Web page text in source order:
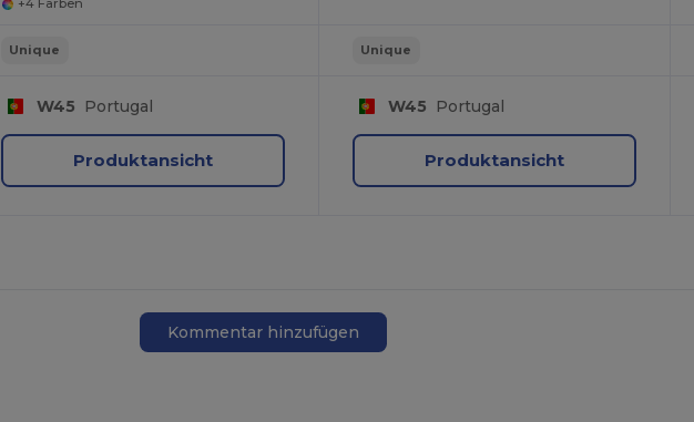
+4 Farben
Unique
W45 Portugal
Produktansicht
Unique
W45 Portugal
Produktansicht
Kommentar hinzufügen